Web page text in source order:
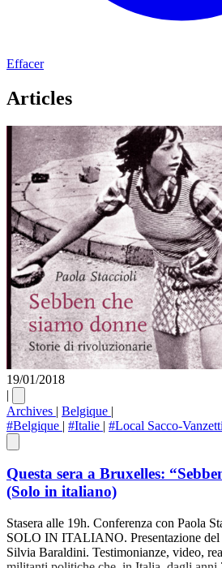
Effacer
Articles
19/01/2018
|
Archives | Belgique |
#Belgique | #Italie | #Local Sacco-Vanzetti
Questa sera a Bruxelles:
(Solo in italiano)
Stasera alle 19h. Conferenza con Paola
SOLO IN ITALIANO. Presentazione del
Silvia Baraldini. Testimonianze, video,